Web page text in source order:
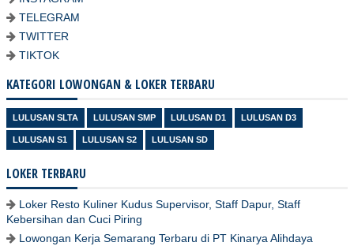
TELEGRAM
TWITTER
TIKTOK
KATEGORI LOWONGAN & LOKER TERBARU
LULUSAN SLTA LULUSAN SMP LULUSAN D1 LULUSAN D3
LULUSAN S1 LULUSAN S2 LULUSAN SD
LOKER TERBARU
Loker Resto Kuliner Kudus Supervisor, Staff Dapur, Staff
Kebersihan dan Cuci Piring
Lowongan Kerja Semarang Terbaru di PT Kinarya Alihdaya